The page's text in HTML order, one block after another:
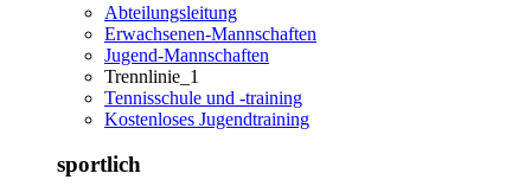
Abteilungsleitung
Erwachsenen-Mannschaften
Jugend-Mannschaften
Trennlinie_1
Tennisschule und -training
Kostenloses Jugendtraining
sportlich